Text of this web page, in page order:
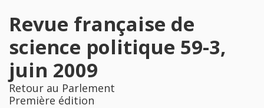
Revue française de
science politique 59-3,
juin 2009
Retour au Parlement
Première édition